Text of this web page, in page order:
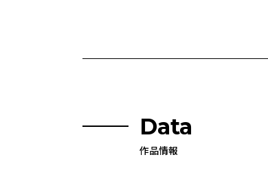
Data
作品情報